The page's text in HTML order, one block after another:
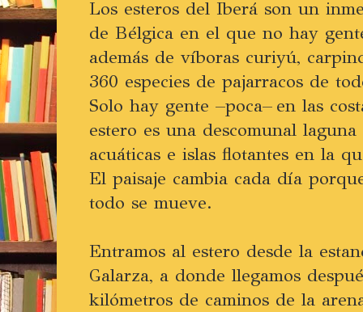
Los esteros del Iberá son un
de Bélgica en el que no hay
además de víboras curiyú,
360 especies de pajarracos de
Solo hay gente –poca– en las
estero es una descomunal
acuáticas e islas flotantes en la
El paisaje cambia cada día
todo se mueve.
Entramos al estero desde la
Galarza, a donde llegamos
kilómetros de caminos de la